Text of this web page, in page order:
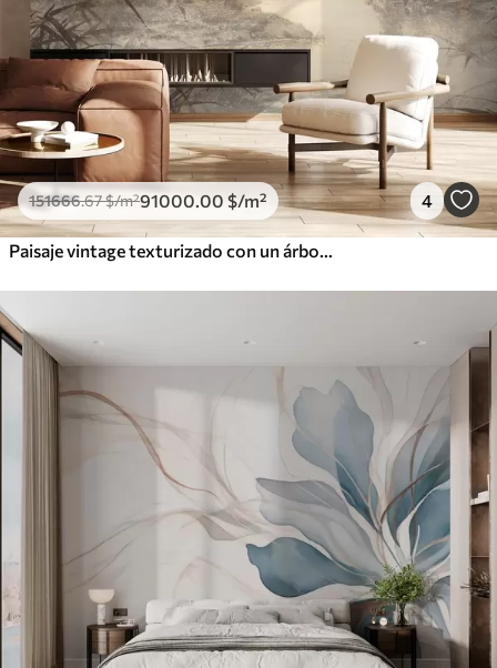
151666.67$/m²91000 .00 $/m² 4